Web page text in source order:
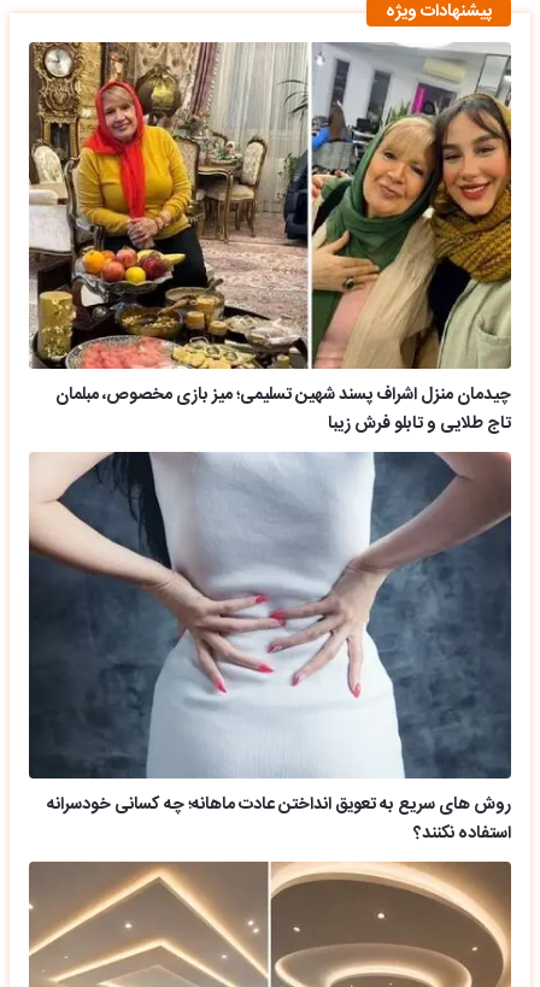
پیشنهادات ویژه
چیدمان منزل اشراف پسند شهین تسلیمی؛ میز بازی مخصوص، مبلمان
تاج طلایی و تابلو فرش زیبا
روش های سریع به تعویق انداختن عادت ماهانه؛ چه کسانی خودسرانه
استفاده نکنند؟